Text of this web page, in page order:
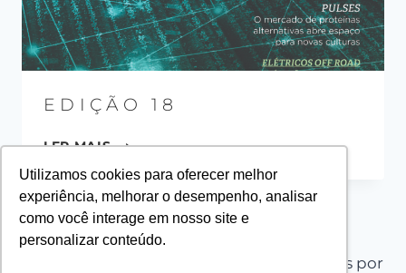
Utilizamos cookies para oferecer melhor
experiência, melhorar o desempenho, analisar
como você interage em nosso site e
personalizar conteúdo.
EDIÇÃO 18
LER MAIS
© 2026 PLANT PROJECT - Tema WordPress por